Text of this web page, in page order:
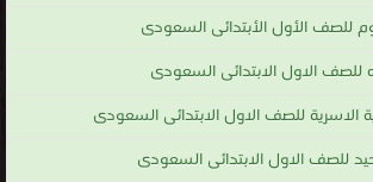
للصف الأول الأبتدائى السعودى
للصف الاول الابتدائى السعودى
الاسرية للصف الاول الابتدائى السعودى
للصف الاول الابتدائى السعودى